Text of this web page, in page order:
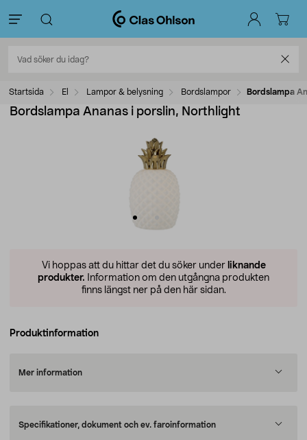
Startsida El Lampor & belysning Bordslampor Bordslampa
Bordslampa Ananas i porslin, Northlight
Vi hoppas att du hittar det du söker under liknande
produkter. Information om den utgångna produkten
finns längst ner på den här sidan.
Produktinformation
Mer information
Specifikationer, dokument och ev. faroinformation